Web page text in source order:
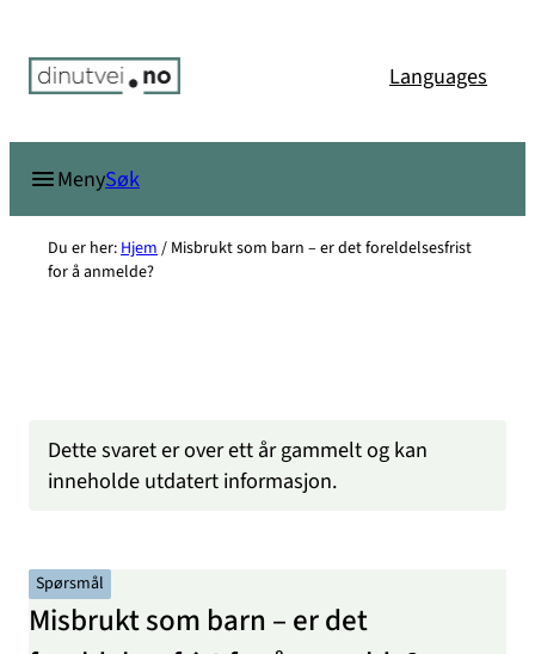
innhold
Languages
MenySøk
Du er her: Hjem / Misbrukt som barn – er det foreldelsesfrist
for å anmelde?
Dette svaret er over ett år gammelt og kan
inneholde utdatert informasjon.
Spørsmål
Misbrukt som barn – er det